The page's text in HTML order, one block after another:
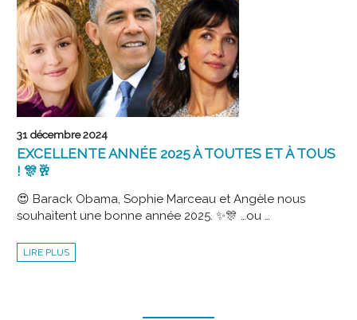
31 décembre 2024
EXCELLENTE ANNÉE 2025 À TOUTES ET À TOUS
! 🎊🥂
😍 Barack Obama, Sophie Marceau et Angèle nous
souhaitent une bonne année 2025. ✨🎊 …ou …
EXCELLENTE
ANNÉE
LIRE PLUS